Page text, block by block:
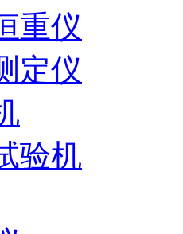
重仪
定仪
验机